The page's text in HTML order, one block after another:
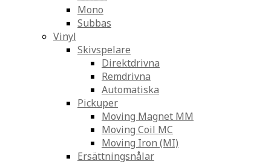
Mono
Subbas
Vinyl
Skivspelare
Direktdrivna
Remdrivna
Automatiska
Pickuper
Moving Magnet MM
Moving Coil MC
Moving Iron (MI)
Ersättningsnålar